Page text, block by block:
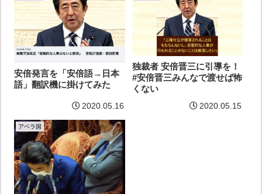
安倍発言を「安倍語→日本
語」翻訳機に掛けてみた
2020.05.16
独裁者 安倍晋三に引導を！
#安倍晋三みんなで渡せば怖
くない
2020.05.15
アベラ国